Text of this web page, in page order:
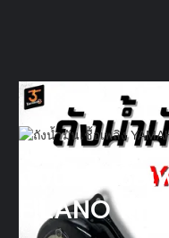
ถังน้ำมันเชื้
FILANO แท้